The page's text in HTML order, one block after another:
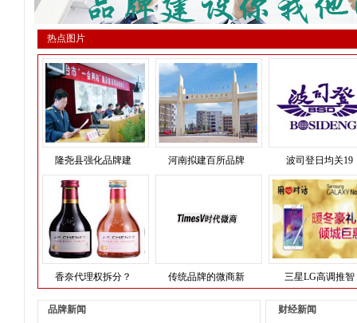
热点图片
隆尧县强化品牌建 河南拟建百所品牌 波司登日均关19
香奈代理权拆分？ 传统品牌的微商新 三星LG高调推智
品牌新闻
财经新闻